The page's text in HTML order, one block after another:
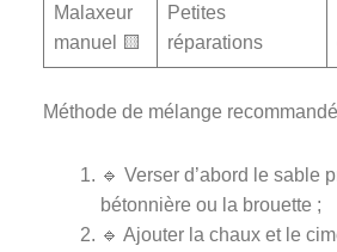
Malaxeur
manuel 🟨
Petites
réparations
Méthode de mélange
🔹 Verser d’abord le sable
bétonnière ou la brouette ;
🔹 Ajouter la chaux et le